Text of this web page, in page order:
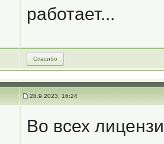
работает...
Спасибо
28.9.2023, 16:24
Во всех